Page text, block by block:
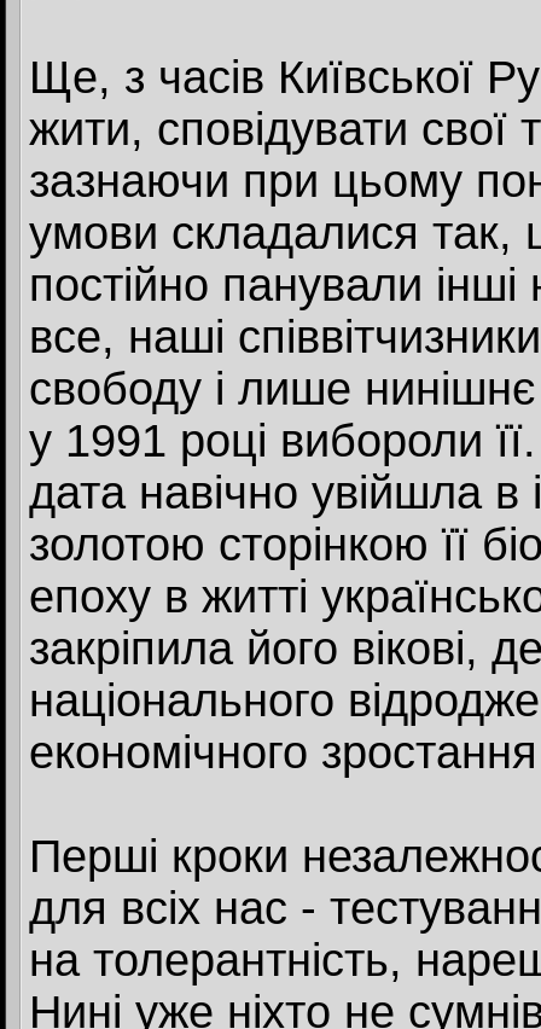
Ще, з часів Київської
жити, сповідувати свої
зазнаючи при цьому
умови складалися
постійно панували
все, наші
свободу і лише
у 1991 році вибороли
дата навічно увійшла
золотою сторінкою її
епоху в житті
закріпила його вікові,
національного
економічного
Перші кроки
для всіх нас -
на толерантність,
Нині уже ніхто не